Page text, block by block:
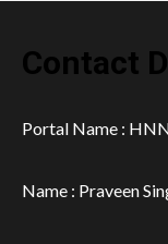
Contact
Portal Name :
Name : Praveen